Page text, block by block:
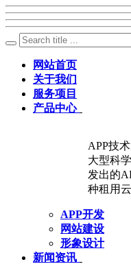
网站首页
关于我们
服务项目
产品中心
APP技
大型科
发出的
种租用
APP开发
网站建设
形象设计
新闻资讯